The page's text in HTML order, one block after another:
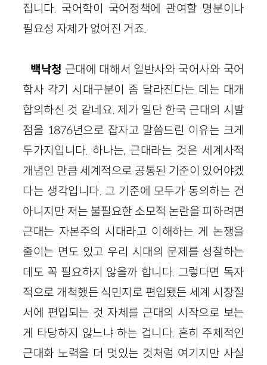
집니다. 국어학이 국어정책에 관여할 명분이나
필요성 자체가 없어진 거죠.
백낙청 근대에 대해서 일반사와 국어사와 국어
학사 각기 시대구분이 좀 달라진다는 데는 대개
합의하신 것 같네요. 제가 일단 한국 근대의 시발
점을 1876년으로 잡자고 말씀드린 이유는 크게
두가지입니다. 하나는, 근대라는 것은 세계사적
개념인 만큼 세계적으로 공통된 기준이 있어야겠
다는 생각입니다. 그 기준에 모두가 동의하는 건
아니지만 저는 불필요한 소모적 논란을 피하려면
근대는 자본주의 시대라고 이해하는 게 논쟁을
줄이는 면도 있고 우리 시대의 문제를 성찰하는
데도 꼭 필요하지 않을까 합니다. 그렇다면 독자
적으로 개척했든 식민지로 편입됐든 세계 시장질
서에 편입되는 것 자체를 근대의 시작으로 보는
게 타당하지 않느냐 하는 겁니다. 흔히 주체적인
근대화 노력을 더 멋있는 것처럼 여기지만 사실